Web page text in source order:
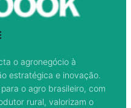
o agronegócio à
estratégica e inovação.
o agro brasileiro, com
rural, valorizam o